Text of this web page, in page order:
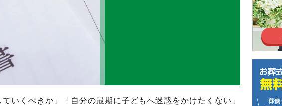
いくべきか」「自分の最期に子どもへ迷惑をかけたくない」